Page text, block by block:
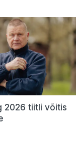
2026 tiitli võitis